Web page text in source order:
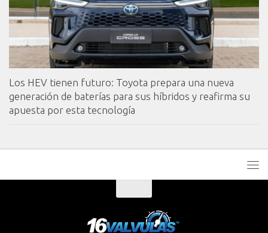
Los HEV tienen futuro: Toyota prepara una nueva
generación de baterías para sus híbridos y reafirma su
apuesta por esta tecnología